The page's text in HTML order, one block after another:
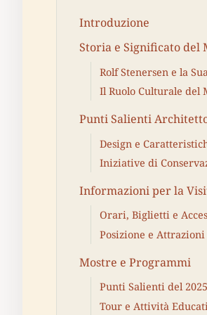
Introduzione
Storia e Significato del
Rolf Stenersen e la
Il Ruolo Culturale del
Punti Salienti
Design e
Iniziative di
Informazioni per la
Orari, Biglietti e
Posizione e
Mostre e Programmi
Punti Salienti del 2025
Tour e Attività